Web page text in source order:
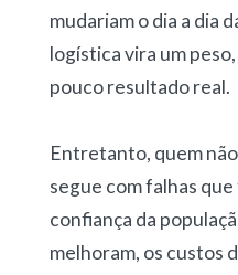
mudariam o dia a dia
logística vira um
pouco resultado real.
Entretanto, quem
segue com falhas
confiança da
melhoram, os custos